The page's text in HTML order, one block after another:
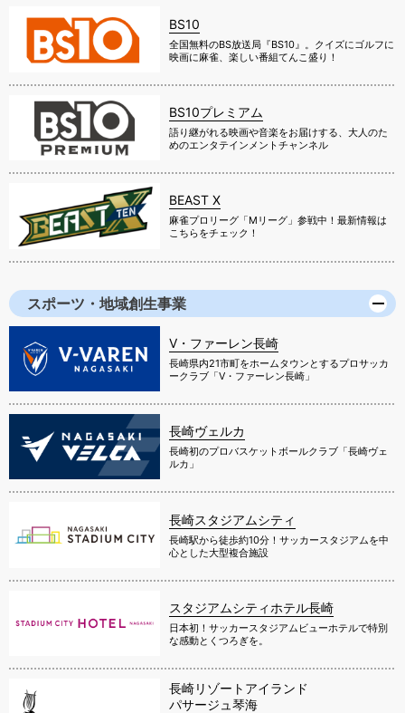
BS10
全国無料のBS放送局『BS10』。クイズにゴルフに
映画に麻雀、楽しい番組てんこ盛り！
BS10プレミアム
語り継がれる映画や音楽をお届けする、大人のた
めのエンタテインメントチャンネル
BEAST X
麻雀プロリーグ「Mリーグ」参戦中！最新情報は
こちらをチェック！
スポーツ・地域創生事業
V・ファーレン長崎
長崎県内21市町をホームタウンとするプロサッカ
ークラブ「V・ファーレン長崎」
長崎ヴェルカ
長崎初のプロバスケットボールクラブ「長崎ヴェ
ルカ」
長崎スタジアムシティ
長崎駅から徒歩約10分！サッカースタジアムを中
心とした大型複合施設
スタジアムシティホテル長崎
日本初！サッカースタジアムビューホテルで特別
な感動とくつろぎを。
長崎リゾートアイランド
パサージュ琴海